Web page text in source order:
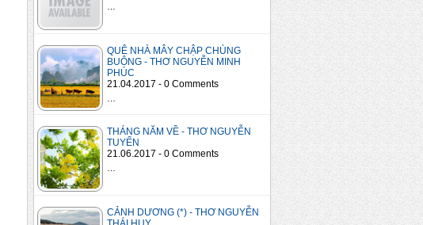
QUÊ NHÀ MÂY CHẬP CHÙNG
BUÔNG - THƠ NGUYỄN MINH
PHÚC
21.04.2017 - 0 Comments
THÁNG NĂM VỀ - THƠ NGUYỄN
TUYỂN
21.06.2017 - 0 Comments
CẢNH DƯƠNG (*) - THƠ NGUYỄN